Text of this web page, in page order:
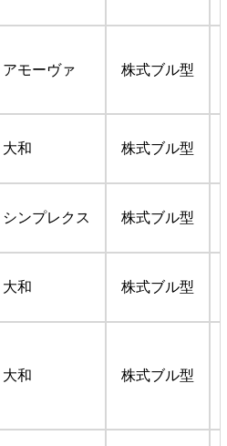
アモーヴァ 株式ブル型
大和 株式ブル型
シンプレクス 株式ブル型
大和 株式ブル型
大和 株式ブル型